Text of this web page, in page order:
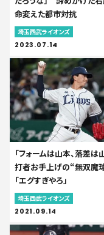
命変えた都市対抗
埼玉西武ライオンズ
2023.07.14
「フォームは山本、落差は
打者お手上げの“無双魔
「エグすぎやろ」
埼玉西武ライオンズ
2021.09.14